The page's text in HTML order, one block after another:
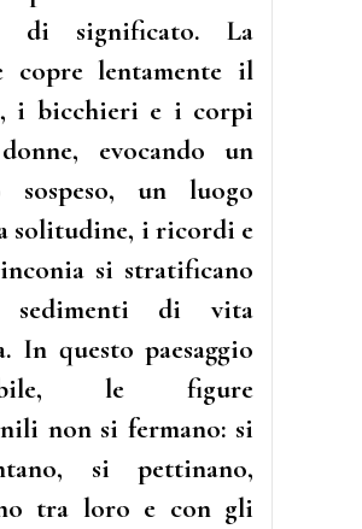
di significato. La
copre lentamente il
i bicchieri e i corpi
evocando un
sospeso, un luogo
solitudine, i ricordi e
si stratificano
sedimenti di vita
In questo paesaggio
le figure
non si fermano: si
si pettinano,
tra loro e con gli